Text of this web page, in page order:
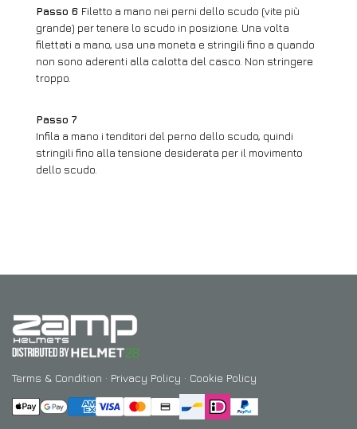
Passo 6 Filetto a mano nei perni dello scudo (vite più
grande) per tenere lo scudo in posizione. Una volta
filettati a mano, usa una moneta e stringili fino a quando
non sono aderenti alla calotta del casco. Non stringere
troppo.
Passo 7
Infila a mano i tenditori del perno dello scudo, quindi
stringili fino alla tensione desiderata per il movimento
dello scudo.
Terms & Condition · Privacy Policy · Cookie Policy